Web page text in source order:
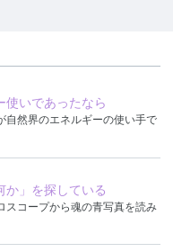
使いであったなら
自然界のエネルギーの使い手で
か」を探している
スコープから魂の青写真を読み